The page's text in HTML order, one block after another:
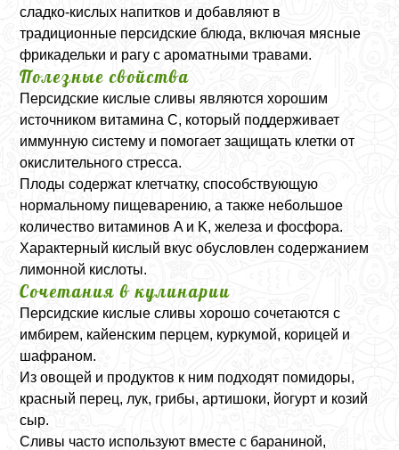
сладко-кислых напитков и добавляют в
традиционные персидские блюда, включая мясные
фрикадельки и рагу с ароматными травами.
Полезные свойства
Персидские кислые сливы являются хорошим
источником витамина C, который поддерживает
иммунную систему и помогает защищать клетки от
окислительного стресса.
Плоды содержат клетчатку, способствующую
нормальному пищеварению, а также небольшое
количество витаминов A и K, железа и фосфора.
Характерный кислый вкус обусловлен содержанием
лимонной кислоты.
Сочетания в кулинарии
Персидские кислые сливы хорошо сочетаются с
имбирем, кайенским перцем, куркумой, корицей и
шафраном.
Из овощей и продуктов к ним подходят помидоры,
красный перец, лук, грибы, артишоки, йогурт и козий
сыр.
Сливы часто используют вместе с бараниной,